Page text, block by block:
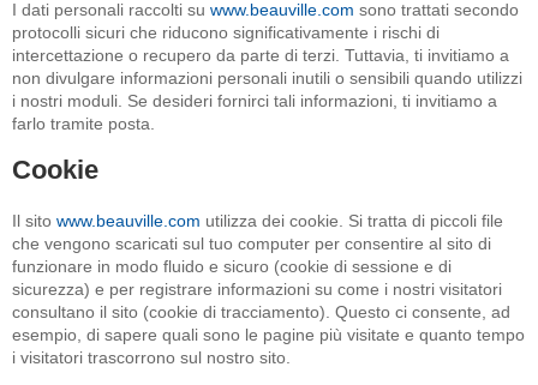
I dati personali raccolti su www.beauville.com sono trattati secondo
protocolli sicuri che riducono significativamente i rischi di
intercettazione o recupero da parte di terzi. Tuttavia, ti invitiamo a
non divulgare informazioni personali inutili o sensibili quando utilizzi
i nostri moduli. Se desideri fornirci tali informazioni, ti invitiamo a
farlo tramite posta.
Cookie
Il sito www.beauville.com utilizza dei cookie. Si tratta di piccoli file
che vengono scaricati sul tuo computer per consentire al sito di
funzionare in modo fluido e sicuro (cookie di sessione e di
sicurezza) e per registrare informazioni su come i nostri visitatori
consultano il sito (cookie di tracciamento). Questo ci consente, ad
esempio, di sapere quali sono le pagine più visitate e quanto tempo
i visitatori trascorrono sul nostro sito.